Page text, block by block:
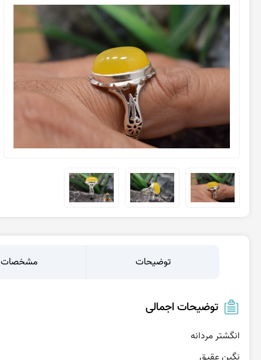
عقیق کلسدونی قهوه ای
عقیق یمن
عقیق یمن زرد
عقیق یمن سفید
عقیق یمن نباتی
عقیق یمن پرتقالی
عقیق یمن سبز
عقیق یمن سیاه
عقیق یمن قرمز
توضیحات مشخصات
توضیحات اجمالی